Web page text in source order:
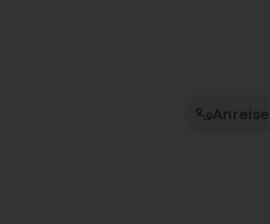
Anreise